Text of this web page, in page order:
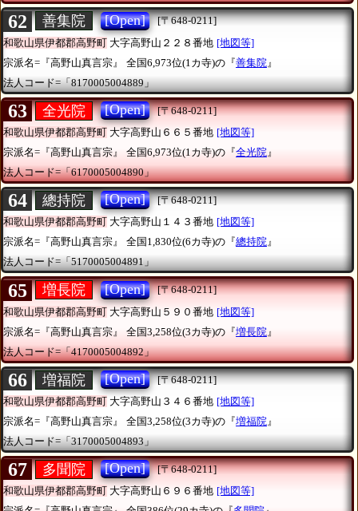
62 善集院 [Open]
[〒648-0211]
和歌山県伊都郡高野町 大字高野山２２８番地 [地図等]
宗派名=『高野山真言宗』
全国6,973位(1カ寺)の『善集院 』
法人コード=「8170005004889」
63 全光院 [Open]
[〒648-0211]
和歌山県伊都郡高野町 大字高野山６６５番地 [地図等]
宗派名=『高野山真言宗』
全国6,973位(1カ寺)の『全光院』
法人コード=「6170005004890」
64 總持院 [Open]
[〒648-0211]
和歌山県伊都郡高野町 大字高野山１４３番地 [地図等]
宗派名=『高野山真言宗』
全国1,830位(6カ寺)の『總持院』
法人コード=「5170005004891」
65 増長院 [Open]
[〒648-0211]
和歌山県伊都郡高野町 大字高野山５９０番地 [地図等]
宗派名=『高野山真言宗』
全国3,258位(3カ寺)の『増長院 』
法人コード=「4170005004892」
66 増福院 [Open]
[〒648-0211]
和歌山県伊都郡高野町 大字高野山３４６番地 [地図等]
宗派名=『高野山真言宗』
全国3,258位(3カ寺)の『増福院』
法人コード=「3170005004893」
67 多聞院 [Open]
[〒648-0211]
和歌山県伊都郡高野町 大字高野山６９６番地 [地図等]